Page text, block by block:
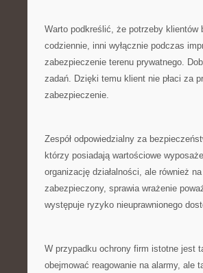
Warto podkreślić, że potrzeby klientów
codziennie, inni wyłącznie podczas
zabezpieczenie terenu prywatnego.
zadań. Dzięki temu klient nie płaci za
zabezpieczenie.
Zespół odpowiedzialny za
którzy posiadają wartościowe
organizację działalności, ale również
zabezpieczony, sprawia wrażenie
występuje ryzyko nieuprawnionego
W przypadku ochrony firm istotne jest
obejmować reagowanie na alarmy, ale